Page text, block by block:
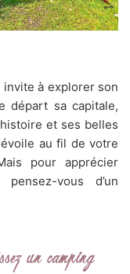
invite à explorer son
départ sa capitale,
et ses belles
au fil de votre
pour apprécier
vous d’un
un camping